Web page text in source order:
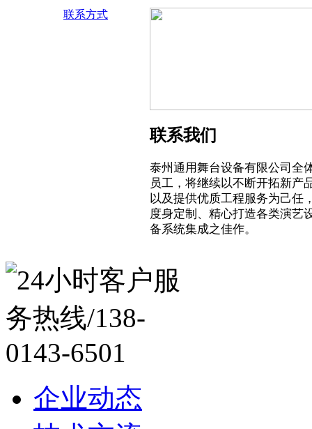
联系方式
联系我们
泰州通用舞台设备有限公司全
员工，将继续以不断开拓新产
以及提供优质工程服务为己任
度身定制、精心打造各类演艺
备系统集成之佳作。
企业动态